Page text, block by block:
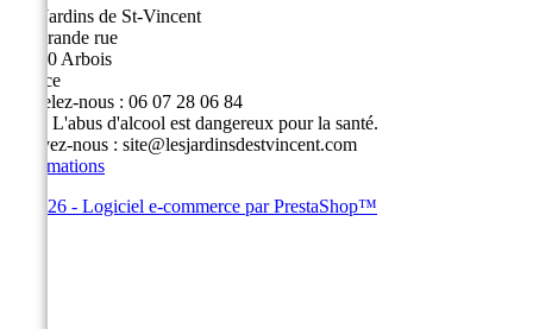
Les Jardins de St-Vincent
49, grande rue
39600 Arbois
France
Appelez-nous : 06 07 28 06 84
L'abus d'alcool est dangereux pour la santé.
Écrivez-nous : site@lesjardinsdestvincent.com
Informations
© 2026 - Logiciel e-commerce par PrestaShop™